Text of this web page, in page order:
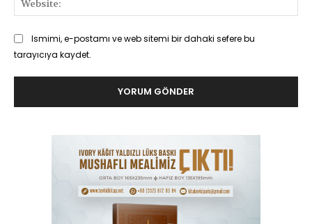
Ismimi, e-postamı ve web sitemi bir dahaki sefere bu
tarayıcıya kaydet.